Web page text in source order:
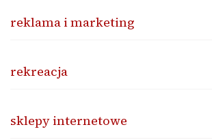
reklama i marketing
rekreacja
sklepy internetowe